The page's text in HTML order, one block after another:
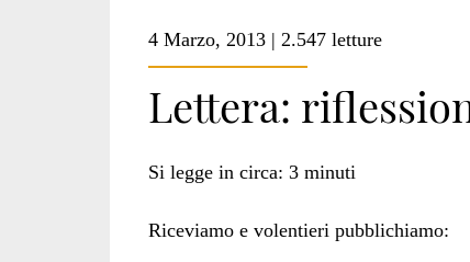
<span>rossana
chimenti</span>
4 Marzo, 2013 | 2.547 letture
Lettera:
Si legge in circa: 3 minuti
Riceviamo e volentieri pubblichiamo: